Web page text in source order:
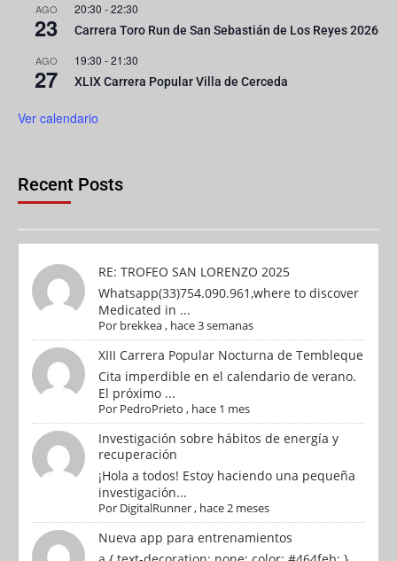
AGO
23
20:30 -22:30
Carrera Toro Run de San Sebastián de Los Reyes 2026
AGO
27
19:30 -21:30
XLIX Carrera Popular Villa de Cerceda
Ver calendario
Recent Posts
RE: TROFEO SAN LORENZO 2025
Whatsapp(33)754.090.961,where to discover
Medicated in ...
Por brekkea, hace 3 semanas
XIII Carrera Popular Nocturna de Tembleque
Cita imperdible en el calendario de verano.
El próximo ...
Por PedroPrieto , hace 1 mes
Investigación sobre hábitos de energía y
recuperación
¡Hola a todos! Estoy haciendo una pequeña
investigación...
Por DigitalRunner, hace 2 meses
Nueva app para entrenamientos